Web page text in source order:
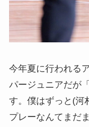
今年夏に行われる
パージュニアだが
す。僕はずっと(河
プレーなんてまだ